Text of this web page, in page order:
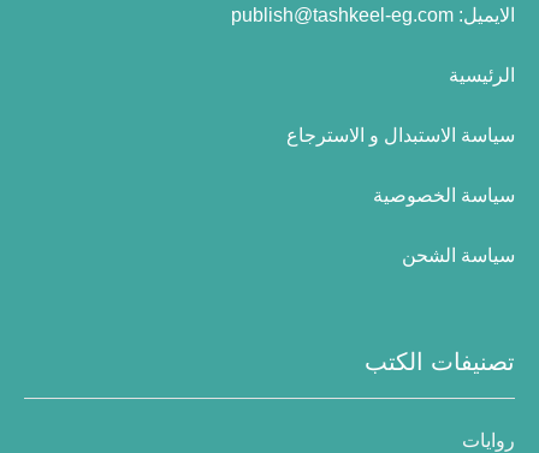
الايميل: publish@tashkeel-eg.com
الرئيسية
سياسة الاستبدال و الاسترجاع
سياسة الخصوصية
سياسة الشحن
تصنيفات الكتب
روايات